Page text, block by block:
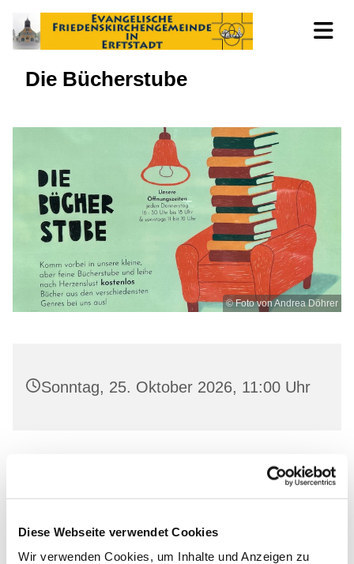
Diese Webseite verwendet Cookies
Wir verwenden Cookies, um Inhalte und Anzeigen zu
Die Bücherstube
© Foto von Andrea Döhrer
Sonntag, 25. Oktober 2026, 11:00 Uhr
Leihen Sie in freundlicher Atmosphäre aktuelle